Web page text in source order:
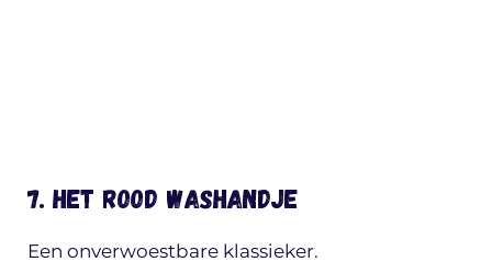
7. Het rood washandje
Een onverwoestbare klassieker.